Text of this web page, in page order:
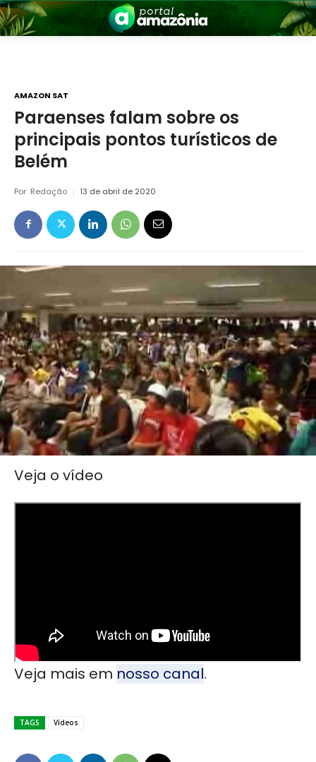
Amazônia
AMAZON SAT
Paraenses falam sobre os
principais pontos turísticos de
Belém
Por Redação 13 de abril de 2020
Veja o vídeo
Veja mais em nosso canal.
TAGS Vídeos